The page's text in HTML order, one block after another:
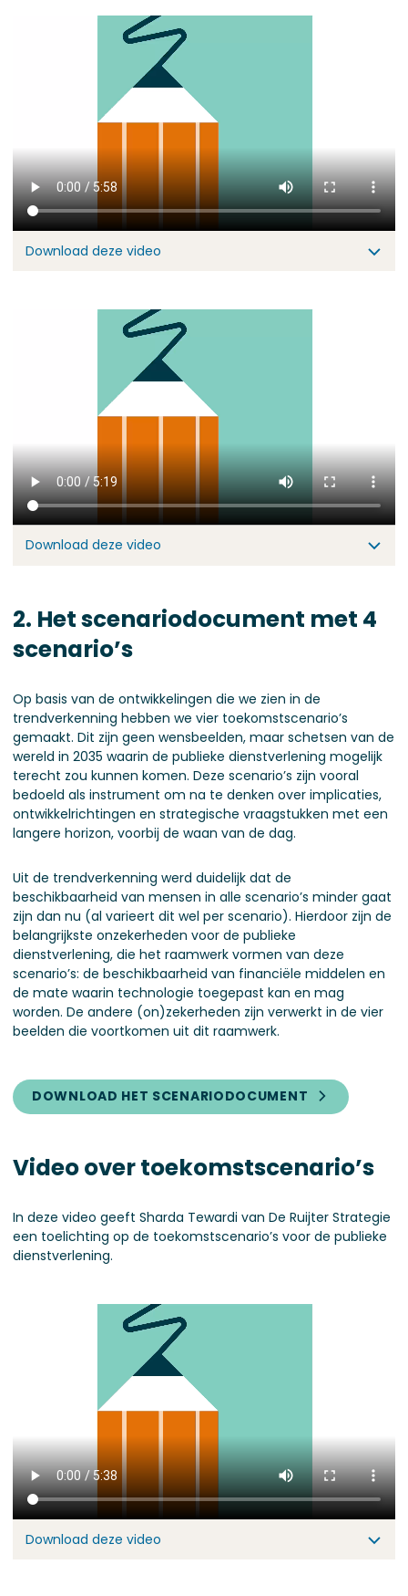
Download deze video
Download deze video
2. Het scenariodocument met 4
scenario’s
Op basis van de ontwikkelingen die we zien in de
trendverkenning hebben we vier toekomstscenario’s
gemaakt. Dit zijn geen wensbeelden, maar schetsen van de
wereld in 2035 waarin de publieke dienstverlening mogelijk
terecht zou kunnen komen. Deze scenario’s zijn vooral
bedoeld als instrument om na te denken over implicaties,
ontwikkelrichtingen en strategische vraagstukken met een
langere horizon, voorbij de waan van de dag.
Uit de trendverkenning werd duidelijk dat de
beschikbaarheid van mensen in alle scenario’s minder gaat
zijn dan nu (al varieert dit wel per scenario). Hierdoor zijn de
belangrijkste onzekerheden voor de publieke
dienstverlening, die het raamwerk vormen van deze
scenario’s: de beschikbaarheid van financiële middelen en
de mate waarin technologie toegepast kan en mag
worden. De andere (on)zekerheden zijn verwerkt in de vier
beelden die voortkomen uit dit raamwerk.
DOWNLOAD HET SCENARIODOCUMENT
Video over toekomstscenario’s
In deze video geeft Sharda Tewardi van De Ruijter Strategie
een toelichting op de toekomstscenario’s voor de publieke
dienstverlening.
Download deze video